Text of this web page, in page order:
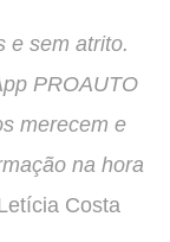
e sem atrito.
PROAUTO
merecem e
na hora
Costa